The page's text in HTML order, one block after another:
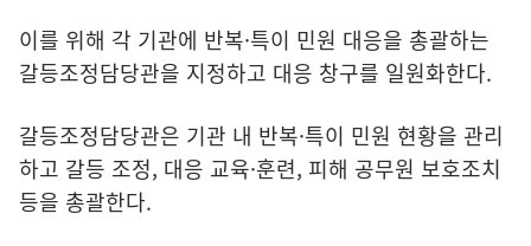
이를 위해 각 기관에 반복·특이 민원 대응을 총괄하는
갈등조정담당관을 지정하고 대응 창구를 일원화한다.
갈등조정담당관은 기관 내 반복·특이 민원 현황을 관리
하고 갈등 조정, 대응 교육·훈련, 피해 공무원 보호조치
등을 총괄한다.